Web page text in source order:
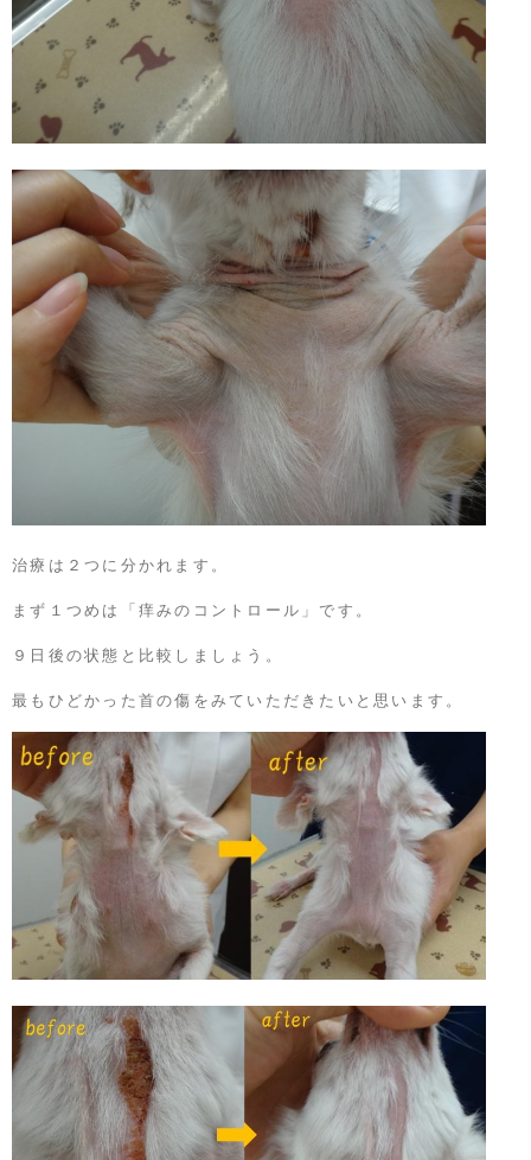
治療は２つに分かれます。
まず１つめは「痒みのコントロール」です。
９日後の状態と比較しましょう。
最もひどかった首の傷をみていただきたいと思います。